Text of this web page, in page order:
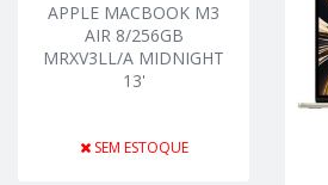
APPLE MACBOOK M3
AIR 8/256GB
MRXV3LL/A MIDNIGHT
13'
SEM ESTOQUE